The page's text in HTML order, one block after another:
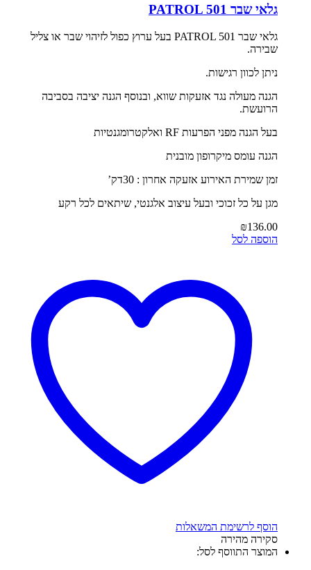
גלאי שבר PATROL 501
גלאי שבר PATROL 501 בעל ערוץ כפול לזיהוי שבר או צליל
שבירה.
ניתן לכוון רגישות.
הגנה מעולה נגד אזעקות שווא, ובנוסף הגנה יציבה בסביבה
הרועשת.
בעל הגנה מפני הפרעות RF ואלקטרומגנטיות
הגנה עומס מיקרופון מובנית
זמן שמירת האירוע אזעקה אחרון : 30דק’
מגן על כל זכוכי ובעל עיצוב אלגנטי, שיתאים לכל רקע
₪136.00
הוספה לסל
הוסף לרשימת המשאלות
סקירה מהירה
המוצר התווסף לסל: